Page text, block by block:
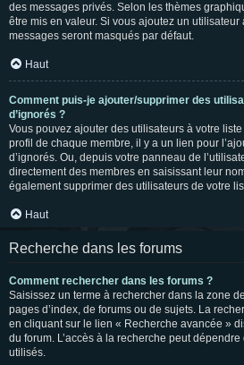
des messages privés. Selon les thèmes
être mis en valeur. Si vous ajoutez un utilisateur
messages seront masqués par défaut.
Haut
Comment puis-je ajouter/supprimer des
d’ignorés ?
Vous pouvez ajouter des utilisateurs à votre
profil de chaque membre, il y a un lien pour
d’ignorés. Ou, depuis votre panneau de
directement des membres en saisissant leur
également supprimer des utilisateurs de votre
Haut
Recherche dans les forums
Comment rechercher dans les forums ?
Saisissez un terme à rechercher dans la zone
pages d’index, de forums ou de sujets. La
en cliquant sur le lien « Recherche avancée »
du forum. L’accès à la recherche peut
utilisés.